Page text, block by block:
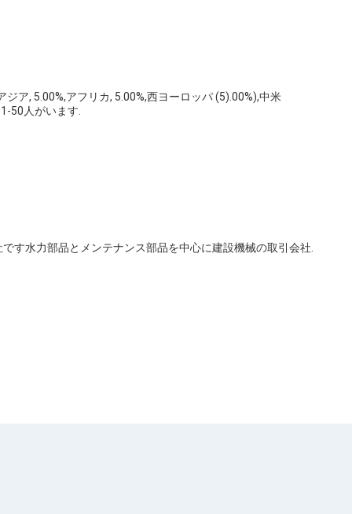
ア, 5.00%,アフリカ, 5.00%,西ヨーロッパ (5).00%),中米
50人がいます.
す水力部品とメンテナンス部品を中心に建設機械の取引会社.